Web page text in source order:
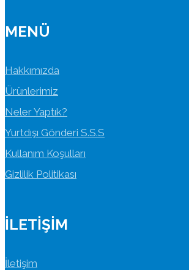
MENÜ
Hakkımızda
Ürünlerimiz
Neler Yaptık?
Yurtdışı Gönderi S.S.S
Kullanım Koşulları
Gizlilik Politikası
İLETIŞIM
İletişim